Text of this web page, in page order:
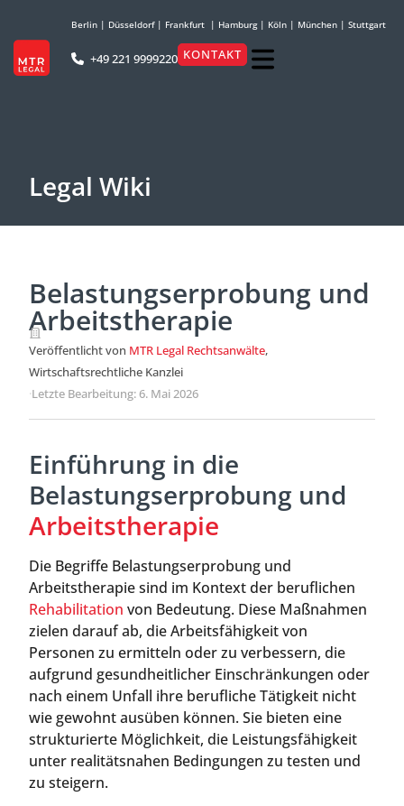
Berlin | Düsseldorf| Frankfurt | Hamburg| Köln | München | Stuttgart
+49 221 9999220 KONTAKT
Legal Wiki
Belastungserprobung und
Arbeitstherapie
Veröffentlicht von MTR Legal Rechtsanwälte,
Wirtschaftsrechtliche Kanzlei
·Letzte Bearbeitung: 6. Mai 2026
Einführung in die
Belastungserprobung und
Arbeitstherapie
Die Begriffe Belastungserprobung und
Arbeitstherapie sind im Kontext der beruflichen
Rehabilitation von Bedeutung. Diese Maßnahmen
zielen darauf ab, die Arbeitsfähigkeit von
Personen zu ermitteln oder zu verbessern, die
aufgrund gesundheitlicher Einschränkungen oder
nach einem Unfall ihre berufliche Tätigkeit nicht
wie gewohnt ausüben können. Sie bieten eine
strukturierte Möglichkeit, die Leistungsfähigkeit
unter realitätsnahen Bedingungen zu testen und
zu steigern.